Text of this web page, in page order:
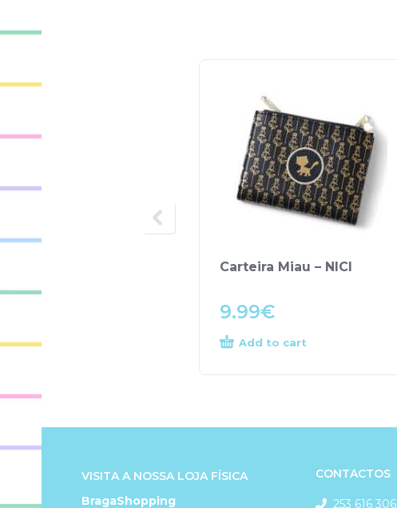
Carteira Miau – NICI
9.99€
Add to cart
VISITA A NOSSA LOJA FÍSICA
BragaShopping
CONTACTOS
253 616 306